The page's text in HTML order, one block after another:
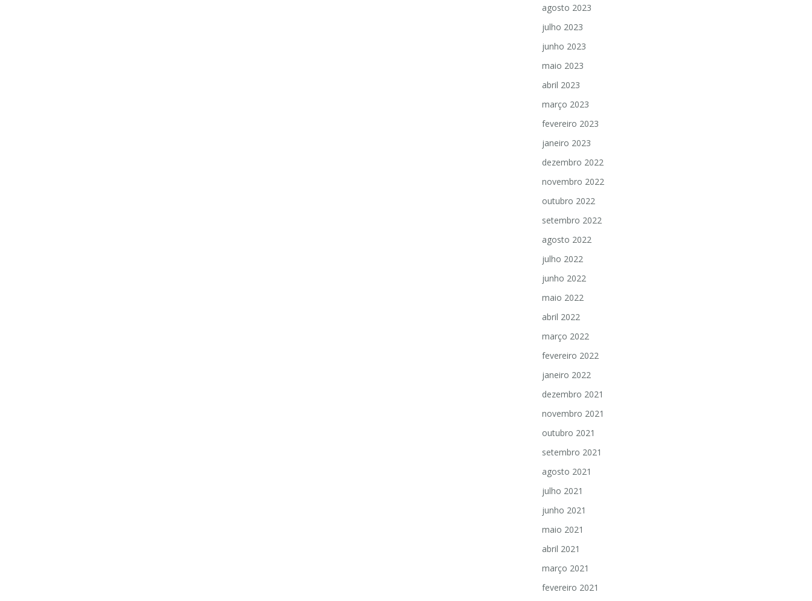
agosto 2023
julho 2023
junho 2023
maio 2023
abril 2023
março 2023
fevereiro 2023
janeiro 2023
dezembro 2022
novembro 2022
outubro 2022
setembro 2022
agosto 2022
julho 2022
junho 2022
maio 2022
abril 2022
março 2022
fevereiro 2022
janeiro 2022
dezembro 2021
novembro 2021
outubro 2021
setembro 2021
agosto 2021
julho 2021
junho 2021
maio 2021
abril 2021
março 2021
fevereiro 2021